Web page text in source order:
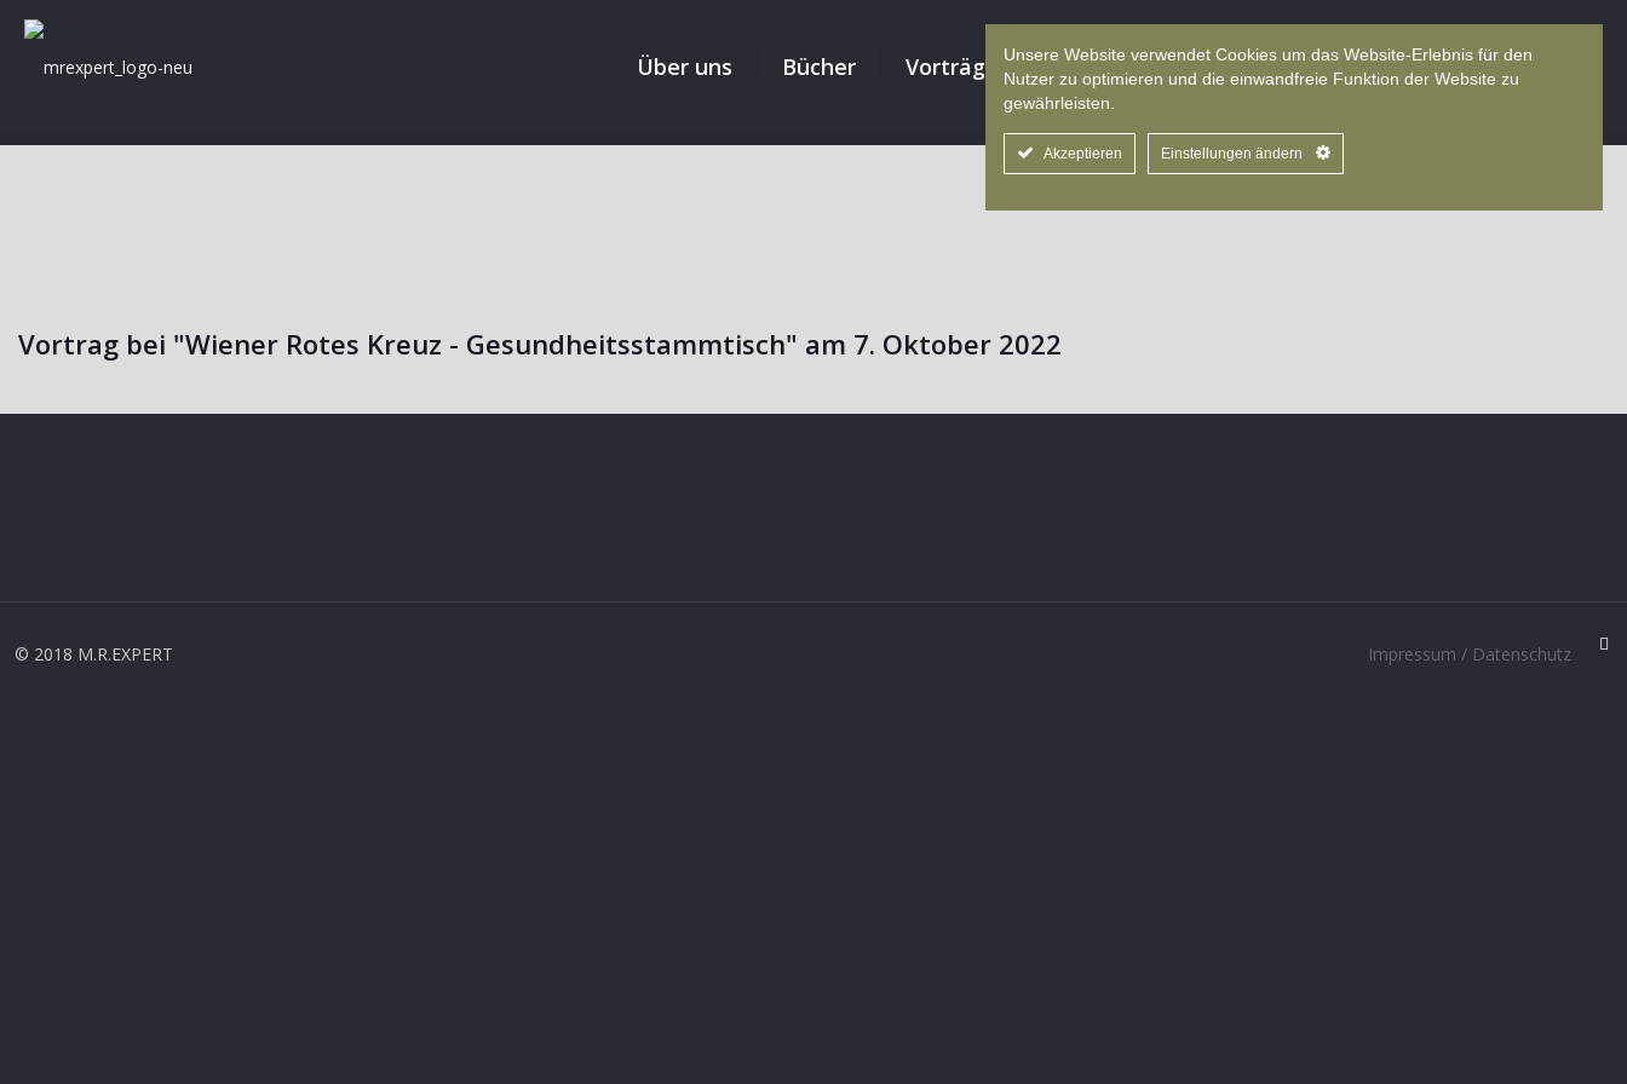
Über uns Bücher Vorträge Rezensionen Ernährungsmythen Sprache
Vortrag bei "Wiener Rotes Kreuz - Gesundheitsstammtisch" am 7. Oktober 2022
© 2018 M.R.EXPERT Impressum / Datenschutz
Unsere Website verwendet Cookies um das Website-Erlebnis für den
Nutzer zu optimieren und die einwandfreie Funktion der Website zu
gewährleisten.
Akzeptieren Einstellungen ändern